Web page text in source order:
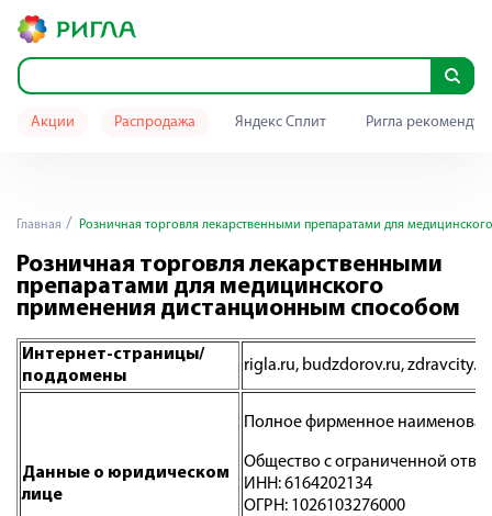
Акции Распродажа Яндекс Сплит Ригла
Главная Розничная торговля лекарственными препаратами для
Розничная торговля лекарственными
препаратами для медицинского
применения дистанционным способом
Интернет-страницы/
поддомены
rigla.ru, budzdorov.ru, zdravcity.ru
Данные о юридическом
лице
Полное фирменное
Общество с ограниченной
ИНН: 6164202134
ОГРН: 1026103276000